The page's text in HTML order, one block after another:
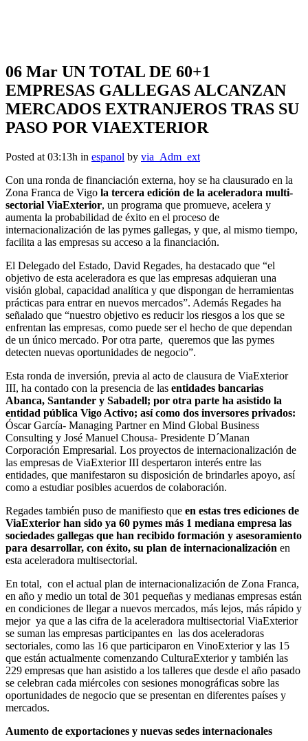
06 Mar UN TOTAL DE 60+1
EMPRESAS GALLEGAS ALCANZAN
MERCADOS EXTRANJEROS TRAS SU
PASO POR VIAEXTERIOR
Posted at 03:13h in espanol by via_Adm_ext
Con una ronda de financiación externa, hoy se ha clausurado en la
Zona Franca de Vigo la tercera edición de la aceleradora multi-
sectorial ViaExterior, un programa que promueve, acelera y
aumenta la probabilidad de éxito en el proceso de
internacionalización de las pymes gallegas, y que, al mismo tiempo,
facilita a las empresas su acceso a la financiación.
El Delegado del Estado, David Regades, ha destacado que “el
objetivo de esta aceleradora es que las empresas adquieran una
visión global, capacidad analítica y que dispongan de herramientas
prácticas para entrar en nuevos mercados”. Además Regades ha
señalado que “nuestro objetivo es reducir los riesgos a los que se
enfrentan las empresas, como puede ser el hecho de que dependan
de un único mercado. Por otra parte, queremos que las pymes
detecten nuevas oportunidades de negocio”.
Esta ronda de inversión, previa al acto de clausura de ViaExterior
III, ha contado con la presencia de las entidades bancarias
Abanca, Santander y Sabadell; por otra parte ha asistido la
entidad pública Vigo Activo; así como dos inversores privados:
Óscar García- Managing Partner en Mind Global Business
Consulting y José Manuel Chousa- Presidente D´Manan
Corporación Empresarial. Los proyectos de internacionalización de
las empresas de ViaExterior III despertaron interés entre las
entidades, que manifestaron su disposición de brindarles apoyo, así
como a estudiar posibles acuerdos de colaboración.
Regades también puso de manifiesto que en estas tres ediciones de
ViaExterior han sido ya 60 pymes más 1 mediana empresa las
sociedades gallegas que han recibido formación y asesoramiento
para desarrollar, con éxito, su plan de internacionalización en
esta aceleradora multisectorial.
En total, con el actual plan de internacionalización de Zona Franca,
en año y medio un total de 301 pequeñas y medianas empresas están
en condiciones de llegar a nuevos mercados, más lejos, más rápido y
mejor ya que a las cifra de la aceleradora multisectorial ViaExterior
se suman las empresas participantes en las dos aceleradoras
sectoriales, como las 16 que participaron en VinoExterior y las 15
que están actualmente comenzando CulturaExterior y también las
229 empresas que han asistido a los talleres que desde el año pasado
se celebran cada miércoles con sesiones monográficas sobre las
oportunidades de negocio que se presentan en diferentes países y
mercados.
Aumento de exportaciones y nuevas sedes internacionales